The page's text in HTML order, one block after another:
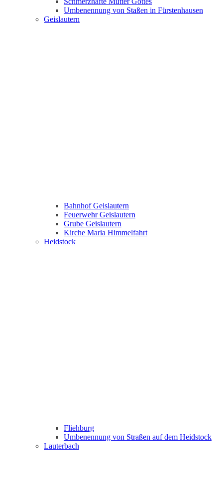
Umbenennung von Staßen in Fürstenhausen
Geislautern
Bahnhof Geislautern
Feuerwehr Geislautern
Grube Geislautern
Kirche Maria Himmelfahrt
Heidstock
Fliehburg
Umbenennung von Straßen auf dem Heidstock
Lauterbach